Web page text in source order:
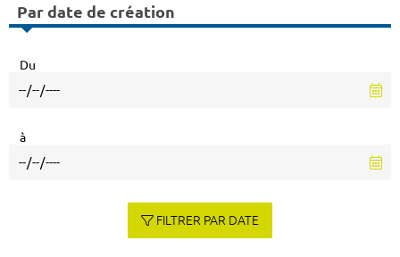
Par date de création
Du
à
FILTRER PAR DATE